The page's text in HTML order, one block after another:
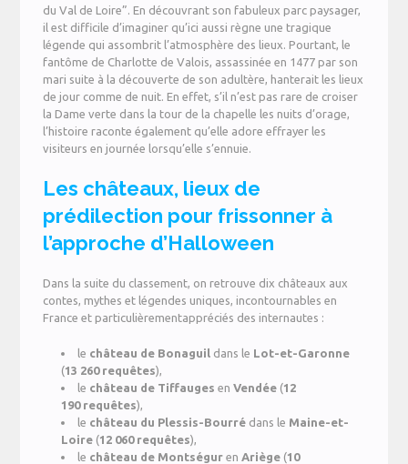
du Val de Loire”. En découvrant son fabuleux parc paysager,
il est difficile d’imaginer qu’ici aussi règne une tragique
légende qui assombrit l’atmosphère des lieux. Pourtant, le
fantôme de Charlotte de Valois, assassinée en 1477 par son
mari suite à la découverte de son adultère, hanterait les lieux
de jour comme de nuit. En effet, s’il n’est pas rare de croiser
la Dame verte dans la tour de la chapelle les nuits d’orage,
l’histoire raconte également qu’elle adore effrayer les
visiteurs en journée lorsqu’elle s’ennuie.
Les châteaux, lieux de
prédilection pour frissonner à
l’approche d’Halloween
Dans la suite du classement, on retrouve dix châteaux aux
contes, mythes et légendes uniques, incontournables en
France et particulièrementappréciés des internautes :
le château de Bonaguil dans le Lot-et-Garonne
(13 260 requêtes),
le château de TiffaugesenVendée (12
190 requêtes),
le château du Plessis-Bourré dans le Maine-et-
Loire (12 060 requêtes),
le château de MontségurenAriège (10